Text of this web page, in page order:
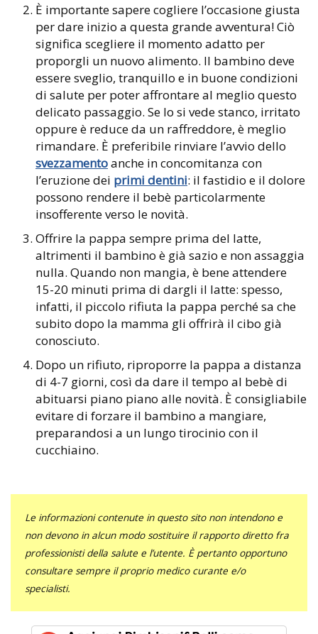
È importante sapere cogliere l’occasione giusta
per dare inizio a questa grande avventura! Ciò
significa scegliere il momento adatto per
proporgli un nuovo alimento. Il bambino deve
essere sveglio, tranquillo e in buone condizioni
di salute per poter affrontare al meglio questo
delicato passaggio. Se lo si vede stanco, irritato
oppure è reduce da un raffreddore, è meglio
rimandare. È preferibile rinviare l’avvio dello
svezzamentoanche in concomitanza con
l’eruzione dei primi dentini: il fastidio e il dolore
possono rendere il bebè particolarmente
insofferente verso le novità.
Offrire la pappa sempre prima del latte,
altrimenti il bambino è già sazio e non assaggia
nulla. Quando non mangia, è bene attendere
15-20 minuti prima di dargli il latte: spesso,
infatti, il piccolo rifiuta la pappa perché sa che
subito dopo la mamma gli offrirà il cibo già
conosciuto.
Dopo un rifiuto, riproporre la pappa a distanza
di 4-7 giorni, così da dare il tempo al bebè di
abituarsi piano piano alle novità. È consigliabile
evitare di forzare il bambino a mangiare,
preparandosi a un lungo tirocinio con il
cucchiaino.
Le informazioni contenute in questo sito non intendono e
non devono in alcun modo sostituire il rapporto diretto fra
professionisti della salute e l’utente. È pertanto opportuno
consultare sempre il proprio medico curante e/o
specialisti.